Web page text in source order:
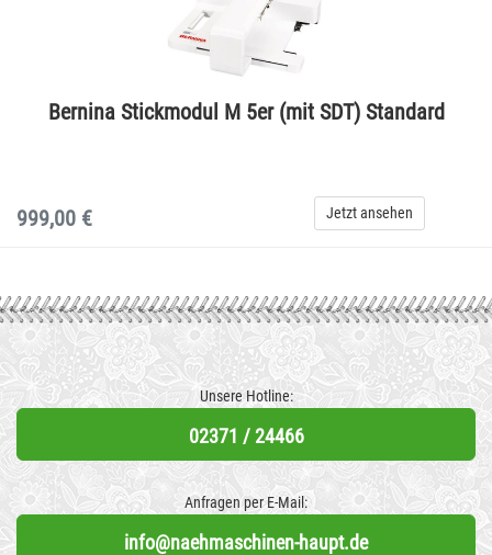
Bernina Stickmodul M 5er (mit SDT) Standard
999,00 € Jetzt ansehen
Unsere Hotline:
02371 / 24466
Anfragen per E-Mail:
info@naehmaschinen-haupt.de